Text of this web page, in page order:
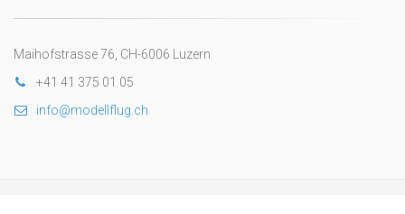
Maihofstrasse 76, CH-6006 Luzern
+41 41 375 01 05
info@modellflug.ch